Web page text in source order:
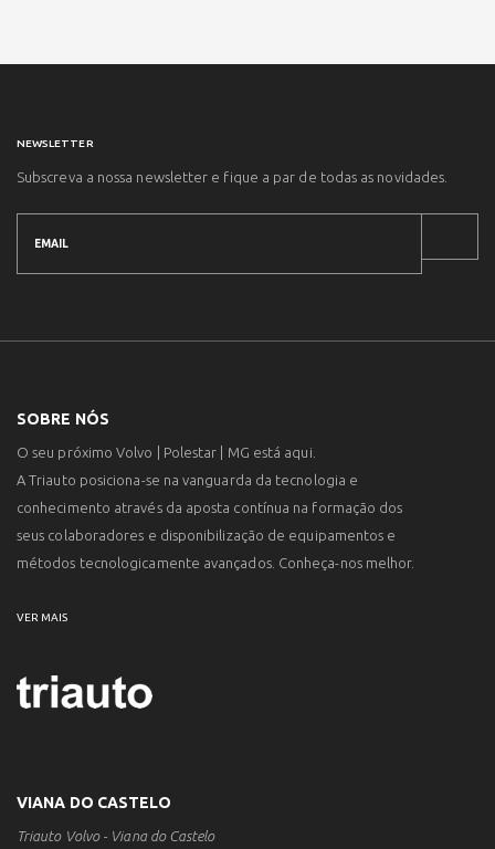
NEWSLETTER
Subscreva a nossa newsletter e fique a par de todas as novidades.
SOBRE NÓS
O seu próximo Volvo | Polestar | MG está aqui.
A Triauto posiciona-se na vanguarda da tecnologia e
conhecimento através da aposta contínua na formação dos
seus colaboradores e disponibilização de equipamentos e
métodos tecnologicamente avançados. Conheça-nos melhor.
VER MAIS
VIANA DO CASTELO
Triauto Volvo - Viana do Castelo